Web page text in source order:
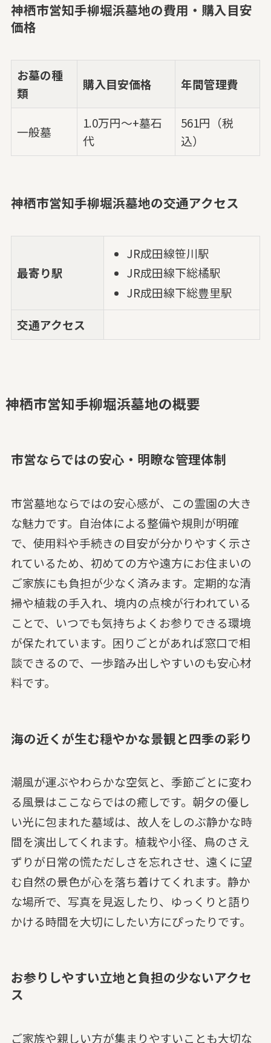
神栖市営知手柳堀浜墓地の費用・購入目安
価格
お墓の種
類
購入目安価格 年間管理費
一般墓
1.0万円～+墓石
代
561円（税
込）
神栖市営知手柳堀浜墓地の交通アクセス
最寄り駅
JR成田線笹川駅
JR成田線下総橘駅
JR成田線下総豊里駅
交通アクセス
神栖市営知手柳堀浜墓地の概要
市営ならではの安心・明瞭な管理体制
市営墓地ならではの安心感が、この霊園の大き
な魅力です。自治体による整備や規則が明確
で、使用料や手続きの目安が分かりやすく示さ
れているため、初めての方や遠方にお住まいの
ご家族にも負担が少なく済みます。定期的な清
掃や植栽の手入れ、境内の点検が行われている
ことで、いつでも気持ちよくお参りできる環境
が保たれています。困りごとがあれば窓口で相
談できるので、一歩踏み出しやすいのも安心材
料です。
海の近くが生む穏やかな景観と四季の彩り
潮風が運ぶやわらかな空気と、季節ごとに変わ
る風景はここならではの癒しです。朝夕の優し
い光に包まれた墓域は、故人をしのぶ静かな時
間を演出してくれます。植栽や小径、鳥のさえ
ずりが日常の慌ただしさを忘れさせ、遠くに望
む自然の景色が心を落ち着けてくれます。静か
な場所で、写真を見返したり、ゆっくりと語り
かける時間を大切にしたい方にぴったりです。
お参りしやすい立地と負担の少ないアクセ
ス
ご家族や親しい方が集まりやすいことも大切な